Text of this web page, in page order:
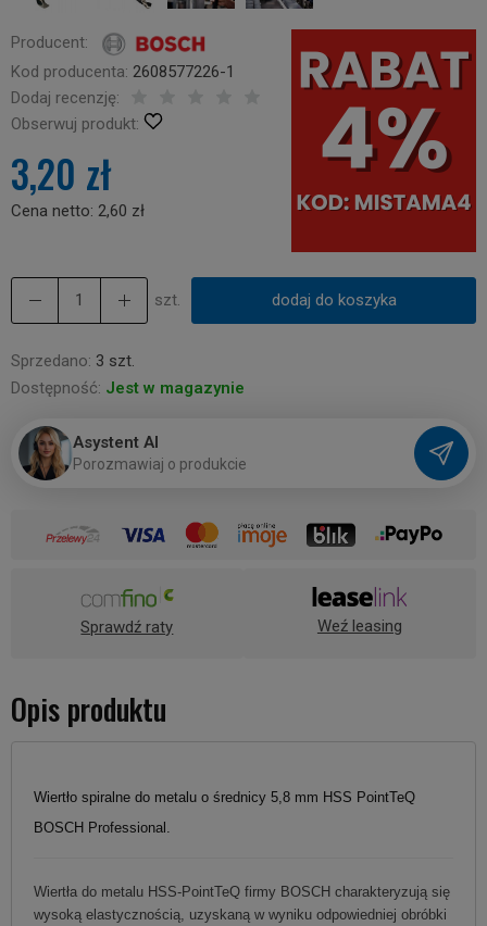
Producent:
Kod producenta: 2608577226-1
Dodaj recenzję:
Obserwuj produkt:
3,20 zł
Cena netto: 2,60 zł
szt. dodaj do koszyka
Sprzedano: 3 szt.
Dostępność: Jest w magazynie
Asystent AI
Porozmawiaj o produkcie
Sprawdź raty Weź leasing
Opis produktu
Wiertło spiralne do metalu o średnicy 5,8 mm HSS PointTeQ
BOSCH Professional.
Wiertła do metalu HSS-PointTeQ firmy BOSCH charakteryzują się
wysoką elastycznością, uzyskaną w wyniku odpowiedniej obróbki